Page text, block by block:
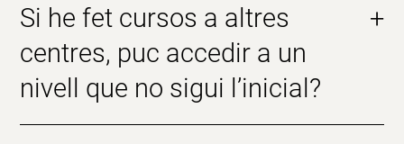
Si he fet cursos a altres
centres, puc accedir a un
nivell que no sigui l’inicial?
+